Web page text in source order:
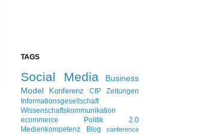
TAGS
Social Media
Business
Model
Konferenz CfP
Zeitungen
Informationsgesellschaft
Wissenschaftskommunikation
ecommerce
Politik 2.0
Medienkompetenz Blog
conference